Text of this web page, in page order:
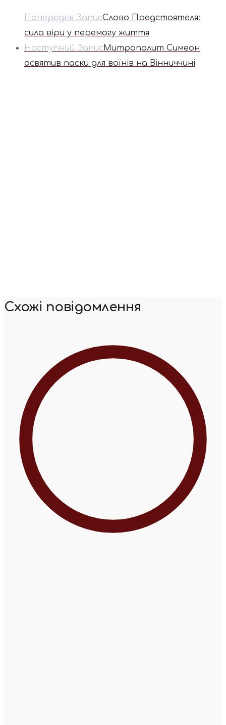
Попередня ЗаписСлово Предстоятеля:
сила віри у перемогу життя
Наступний ЗаписМитрополит Симеон
освятив паски для воїнів на Вінниччині
Схожі повідомлення